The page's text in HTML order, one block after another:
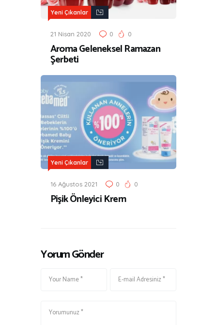
Yeni Çıkanlar
21 Nisan 2020 0 0
Aroma Geleneksel Ramazan
Şerbeti
Yeni Çıkanlar
16 Ağustos 2021 0 0
Pişik Önleyici Krem
Yorum Gönder